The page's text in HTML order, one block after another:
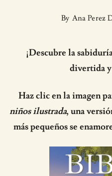
By Ana Perez
¡Descubre la
divertida
Haz clic en la imagen
niños ilustrada, una
más pequeños se